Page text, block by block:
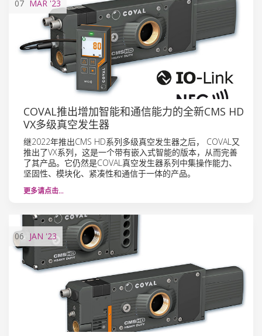
07 MAR '23
COVAL推出增加智能和通信能力的全新CMS HD
VX多级真空发生器
继2022年推出CMS HD系列多级真空发生器之后， COVAL又
推出了VX系列，这是一个带有嵌入式智能的版本，从而完善
了其产品。它仍然是COVAL真空发生器系列中集操作能力、
坚固性、模块化、紧凑性和通信于一体的产品。
更多请点击…
06 JAN '23